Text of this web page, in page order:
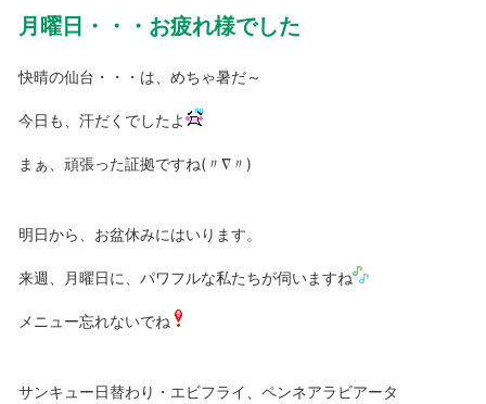
月曜日・・・お疲れ様でした
快晴の仙台・・・は、めちゃ暑だ～
今日も、汗だくでしたよ
まぁ、頑張った証拠ですね(〃∇〃)
明日から、お盆休みにはいります。
来週、月曜日に、パワフルな私たちが伺いますね
メニュー忘れないでね
サンキュー日替わり・エビフライ、ペンネアラビアータ